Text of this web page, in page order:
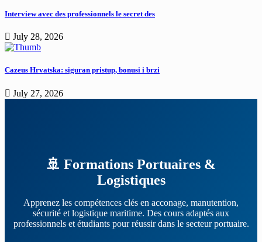
Interview avec des professionnels le secret des
July 28, 2026
Cazeus Hrvatska: siguran pristup, bonusi i brzi
July 27, 2026
🚢 Formations Portuaires &
Logistiques
Apprenez les compétences clés en acconage, manutention,
sécurité et logistique maritime. Des cours adaptés aux
professionnels et étudiants pour réussir dans le secteur portuaire.